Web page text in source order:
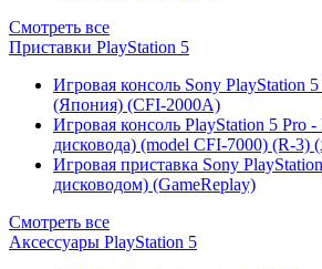
Смотреть все
Приставки PlayStation 5
Игровая консоль Sony PlayStation
(Япония) (CFI-2000A)
Игровая консоль PlayStation 5 Pro
дисковода) (model CFI-7000) (R-3)
Игровая приставка Sony
дисководом) (GameReplay)
Смотреть все
Аксессуары PlayStation 5